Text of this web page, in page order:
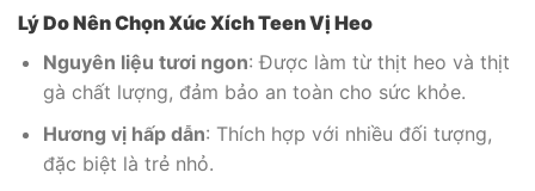
Lý Do Nên Chọn Xúc Xích Teen Vị Heo
Nguyên liệu tươi ngon: Được làm từ thịt heo và thịt
gà chất lượng, đảm bảo an toàn cho sức khỏe.
Hương vị hấp dẫn: Thích hợp với nhiều đối tượng,
đặc biệt là trẻ nhỏ.